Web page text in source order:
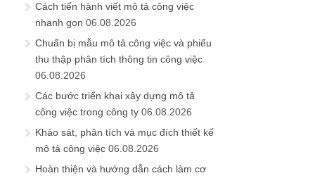
Cách tiến hành viết mô tả công việc
nhanh gọn 06.08.2026
Chuẩn bị mẫu mô tả công việc và phiếu
thu thập phân tích thông tin công việc
06.08.2026
Các bước triển khai xây dựng mô tả
công việc trong công ty 06.08.2026
Khảo sát, phân tích và mục đích thiết kế
mô tả công việc 06.08.2026
Hoàn thiện và hướng dẫn cách làm cơ